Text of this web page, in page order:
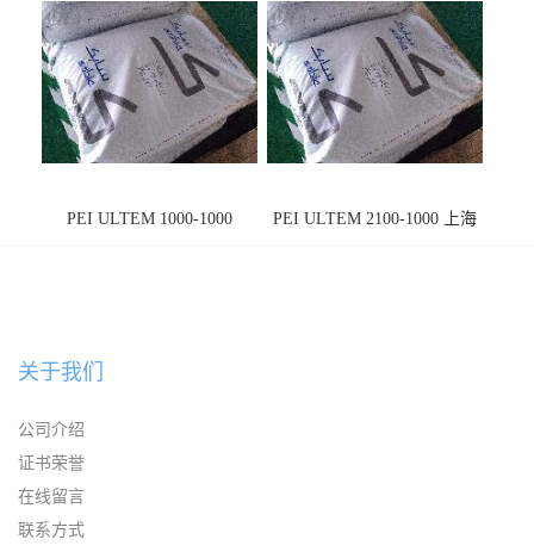
PEI ULTEM 1000-1000
PEI ULTEM 2100-1000 上海
关于我们
公司介绍
证书荣誉
在线留言
联系方式